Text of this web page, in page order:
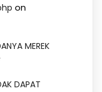
on
MEREK
DAPAT